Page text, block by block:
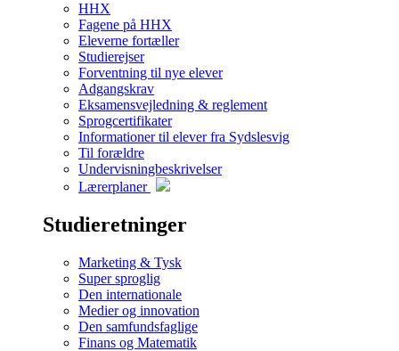
HHX
Fagene på HHX
Eleverne fortæller
Studierejser
Forventning til nye elever
Adgangskrav
Eksamensvejledning & reglement
Sprogcertifikater
Informationer til elever fra Sydslesvig
Til forældre
Undervisningbeskrivelser
Lærerplaner
Studieretninger
Marketing & Tysk
Super sproglig
Den internationale
Medier og innovation
Den samfundsfaglige
Finans og Matematik